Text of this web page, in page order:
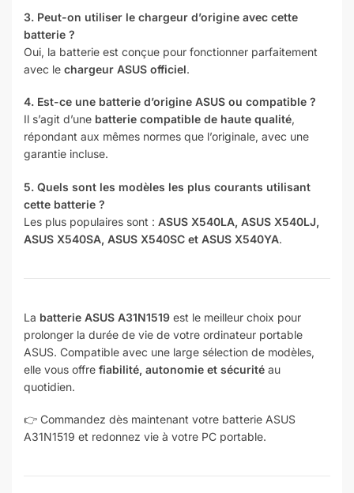
3. Peut-on utiliser le chargeur d’origine avec cette
batterie ?
Oui, la batterie est conçue pour fonctionner parfaitement
avec le chargeur ASUS officiel.
4. Est-ce une batterie d’origine ASUS ou compatible ?
Il s’agit d’une batterie compatible de haute qualité,
répondant aux mêmes normes que l’originale, avec une
garantie incluse.
5. Quels sont les modèles les plus courants utilisant
cette batterie ?
Les plus populaires sont : ASUS X540LA, ASUS X540LJ,
ASUS X540SA, ASUS X540SC et ASUS X540YA.
La batterie ASUS A31N1519 est le meilleur choix pour
prolonger la durée de vie de votre ordinateur portable
ASUS. Compatible avec une large sélection de modèles,
elle vous offre fiabilité, autonomie et sécurité au
quotidien.
👉 Commandez dès maintenant votre batterie ASUS
A31N1519 et redonnez vie à votre PC portable.